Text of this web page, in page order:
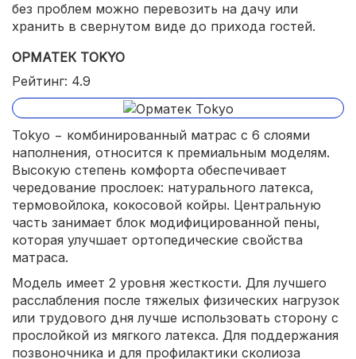
без проблем можно перевозить на дачу или
хранить в свернутом виде до прихода гостей.
ОРМАТЕК TOKYO
Рейтинг: 4.9
Tokyo − комбинированный матрас с 6 слоями
наполнения, относится к премиальным моделям.
Высокую степень комфорта обеспечивает
чередование прослоек: натурального латекса,
термовойлока, кокосовой койры. Центральную
часть занимает блок модифицированной пены,
которая улучшает ортопедические свойства
матраса.
Модель имеет 2 уровня жесткости. Для лучшего
расслабления после тяжелых физических нагрузок
или трудового дня лучше использовать сторону с
прослойкой из мягкого латекса. Для поддержания
позвоночника и для профилактики сколиоза